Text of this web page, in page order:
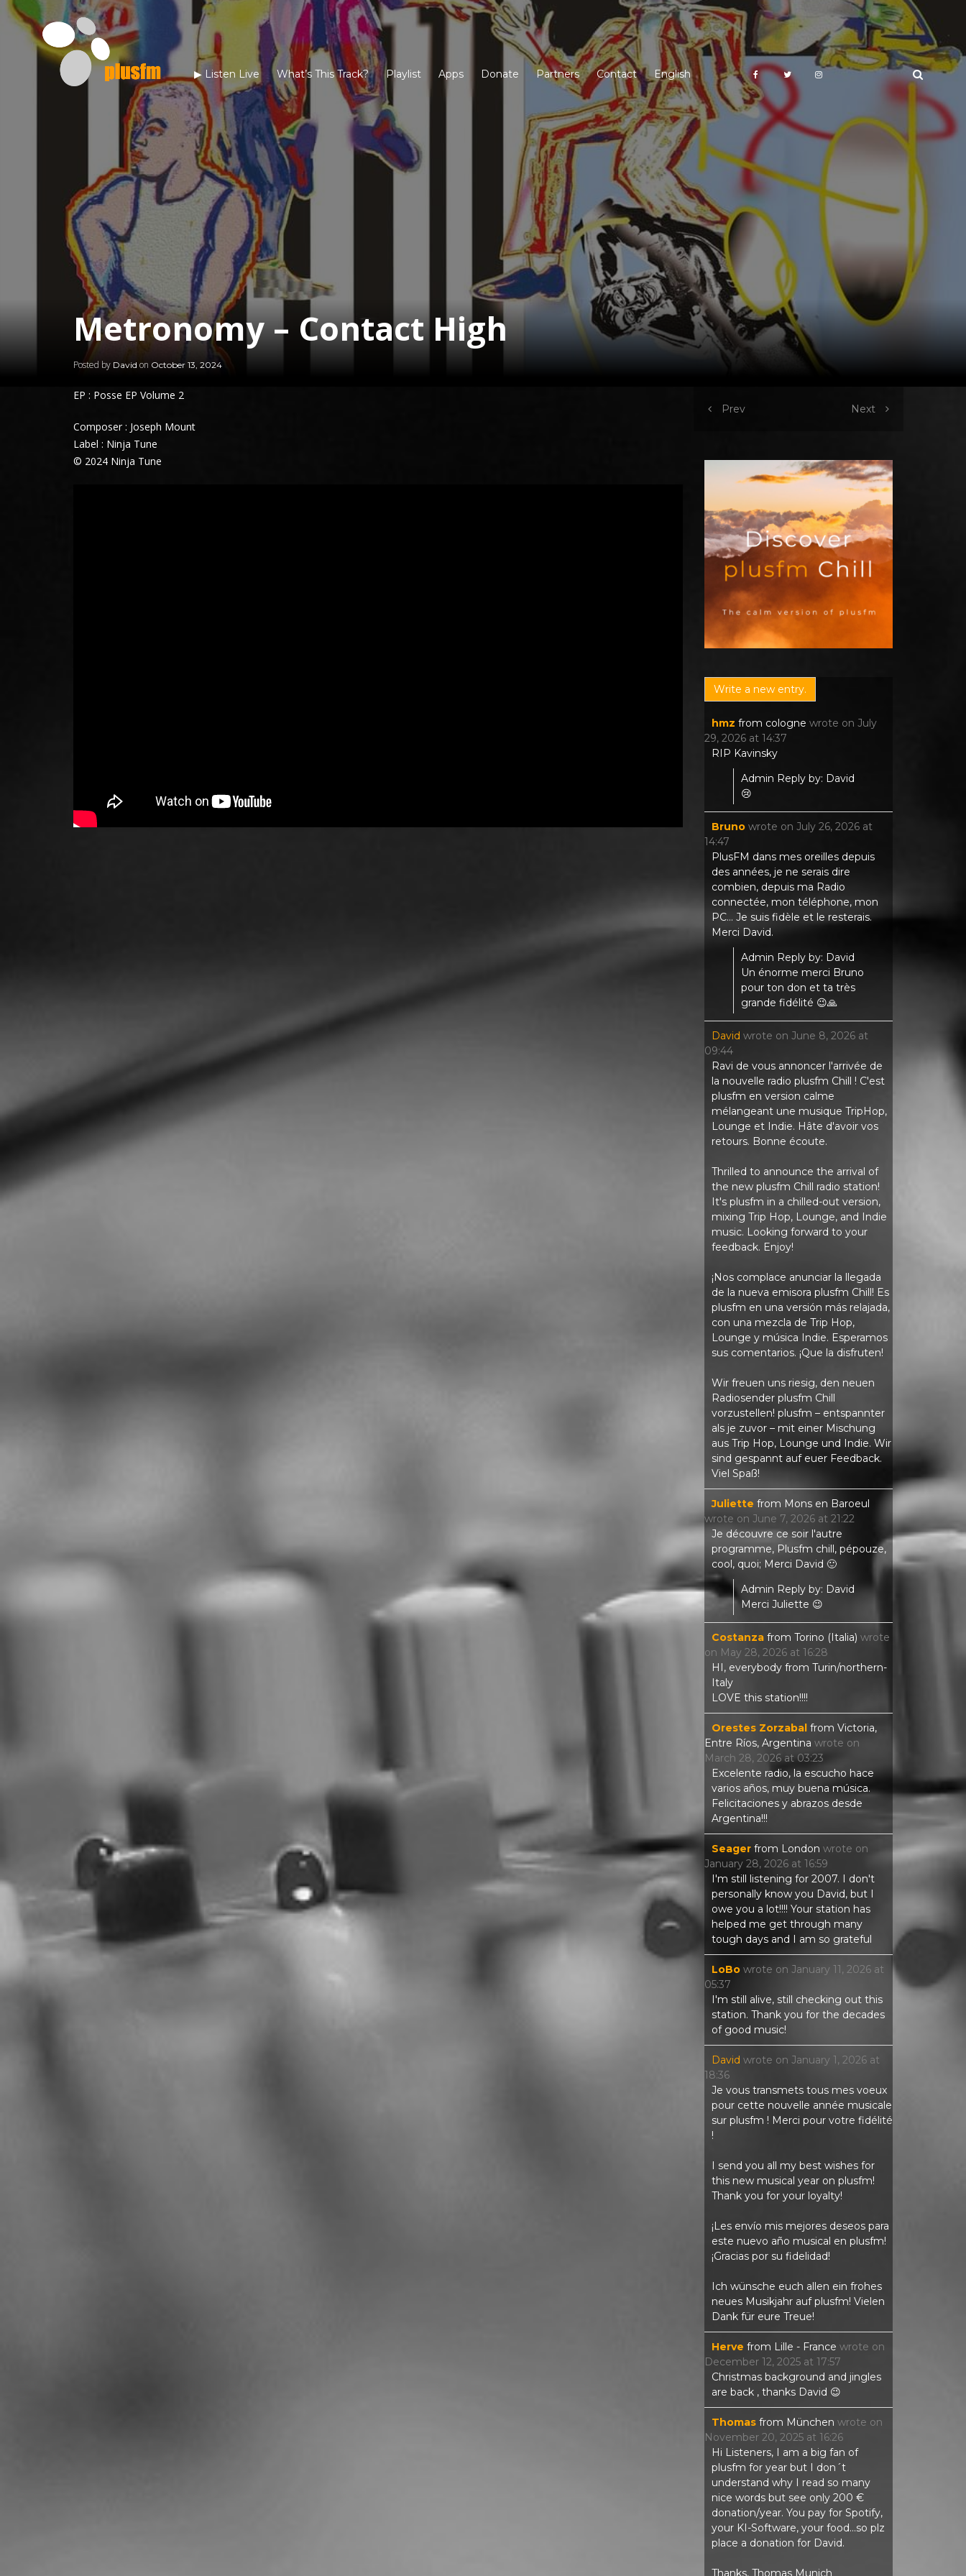
▶︎ Listen Live What’s This Track? Playlist Apps Donate Partners Contact English
Metronomy – Contact High
Posted by David on October 13, 2024
EP : Posse EP Volume 2
Composer : Joseph Mount
Label : Ninja Tune
© 2024 Ninja Tune
Prev Next
hmz from cologne wrote on July
29, 2026 at 14:37
RIP Kavinsky
Admin Reply by: David
😢
Bruno wrote on July 26, 2026 at
14:47
PlusFM dans mes oreilles depuis
des années, je ne serais dire
combien, depuis ma Radio
connectée, mon téléphone, mon
PC... Je suis fidèle et le resterais.
Merci David.
Admin Reply by: David
Un énorme merci Bruno
pour ton don et ta très
grande fidélité 😉🙏
David wrote on June 8, 2026 at
09:44
Ravi de vous annoncer l'arrivée de
la nouvelle radio plusfm Chill ! C'est
plusfm en version calme
mélangeant une musique TripHop,
Lounge et Indie. Hâte d'avoir vos
retours. Bonne écoute.
Thrilled to announce the arrival of
the new plusfm Chill radio station!
It's plusfm in a chilled-out version,
mixing Trip Hop, Lounge, and Indie
music. Looking forward to your
feedback. Enjoy!
¡Nos complace anunciar la llegada
de la nueva emisora ​​plusfm Chill! Es
plusfm en una versión más relajada,
con una mezcla de Trip Hop,
Lounge y música Indie. Esperamos
sus comentarios. ¡Que la disfruten!
Wir freuen uns riesig, den neuen
Radiosender plusfm Chill
vorzustellen! plusfm – entspannter
als je zuvor – mit einer Mischung
aus Trip Hop, Lounge und Indie. Wir
sind gespannt auf euer Feedback.
Viel Spaß!
Juliette from Mons en Baroeul
wrote on June 7, 2026 at 21:22
Je découvre ce soir l'autre
programme, Plusfm chill, pépouze,
cool, quoi; Merci David 🙂
Admin Reply by: David
Merci Juliette 😉
Costanza from Torino (Italia) wrote
on May 28, 2026 at 16:28
HI, everybody from Turin/northern-
Italy
LOVE this station!!!!
Orestes Zorzabal from Victoria,
Entre Ríos, Argentina wrote on
March 28, 2026 at 03:23
Excelente radio, la escucho hace
varios años, muy buena música.
Felicitaciones y abrazos desde
Argentina!!!
Seager from London wrote on
January 28, 2026 at 16:59
I'm still listening for 2007. I don't
personally know you David, but I
owe you a lot!!!! Your station has
helped me get through many
tough days and I am so grateful
LoBo wrote on January 11, 2026 at
05:37
I'm still alive, still checking out this
station. Thank you for the decades
of good music!
David wrote on January 1, 2026 at
18:36
Je vous transmets tous mes voeux
pour cette nouvelle année musicale
sur plusfm ! Merci pour votre fidélité
!
I send you all my best wishes for
this new musical year on plusfm!
Thank you for your loyalty!
¡Les envío mis mejores deseos para
este nuevo año musical en plusfm!
¡Gracias por su fidelidad!
Ich wünsche euch allen ein frohes
neues Musikjahr auf plusfm! Vielen
Dank für eure Treue!
Herve from Lille - France wrote on
December 12, 2025 at 17:57
Christmas background and jingles
are back , thanks David 😉
Thomas from München wrote on
November 20, 2025 at 16:26
Hi Listeners, I am a big fan of
plusfm for year but I don´t
understand why I read so many
nice words but see only 200 €
donation/year. You pay for Spotify,
your KI-Software, your food...so plz
place a donation for David.
Thanks, Thomas Munich